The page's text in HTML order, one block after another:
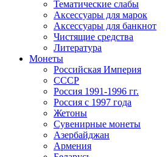
Тематические слабы
Аксессуары для марок
Аксессуары для банкнот
Чистящие средства
Литература
Монеты
Российская Империя
СССР
Россия 1991-1996 гг.
Россия с 1997 года
Жетоны
Сувенирные монеты
Азербайджан
Армения